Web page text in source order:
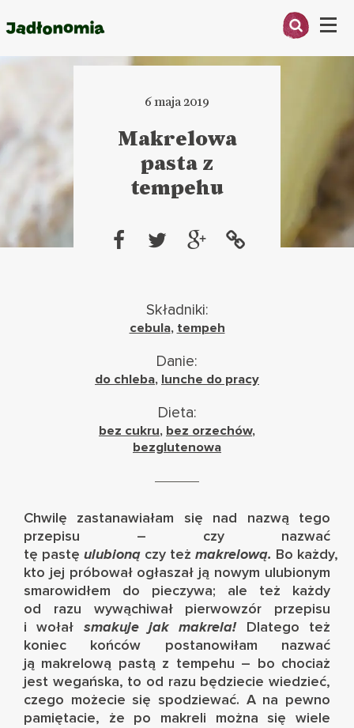
Menu
ARTYKUŁY
KSIĄŻKI
KONTAKT
6 maja 2019
Makrelowa
pasta z
tempehu
Składniki:
cebula, tempeh
Danie:
do chleba, lunche do pracy
Dieta:
bez cukru, bez orzechów,
bezglutenowa
Chwilę zastanawiałam się nad nazwą tego
przepisu – czy nazwać
tę pastę ulubioną czy też makrelową. Bo każdy,
kto jej próbował ogłaszał ją nowym ulubionym
smarowidłem do pieczywa; ale też każdy
od razu wywąchiwał pierwowzór przepisu
i wołał smakuje jak makrela! Dlatego też
koniec końców postanowiłam nazwać
ją makrelową pastą z tempehu – bo chociaż
jest wegańska, to od razu będziecie wiedzieć,
czego możecie się spodziewać. A na pewno
pamiętacie, że po makreli można się wiele